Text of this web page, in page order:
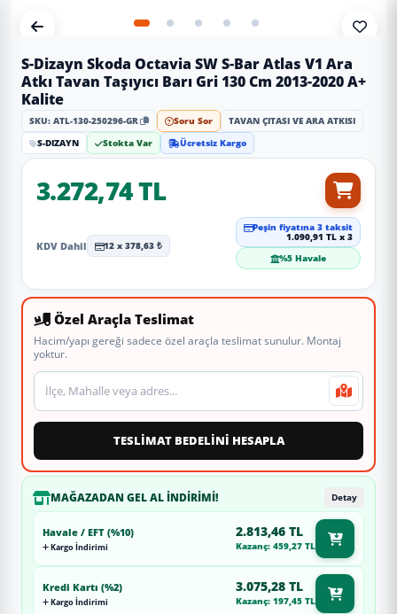
S-Dizayn Skoda Octavia SW S-Bar Atlas V1 Ara
Atkı Tavan Taşıyıcı Barı Gri 130 Cm 2013-2020 A+
Kalite
SKU: ATL-130-250296-GR Soru Sor
TAVAN ÇITASI VE ARA ATKISI
S-DIZAYN
Stokta Var Ücretsiz Kargo
3.272,74 TL
KDV Dahil 12 x 378,63 ₺
Peşin fiyatına 3 taksit
1.090,91 TL x 3
%5 Havale
Özel Araçla Teslimat
Hacim/yapı gereği sadece özel araçla teslimat sunulur. Montaj
yoktur.
Teslimat veya montaj adresi
TESLİMAT BEDELİNİ HESAPLA
MAĞAZADAN GEL AL İNDIRIMI! Detay
Havale / EFT (%10)
Kargo İndirimi
2.813,46 TL
Kazanç: 459,27 TL
Kredi Kartı (%2)
Kargo İndirimi
3.075,28 TL
Kazanç: 197,45 TL